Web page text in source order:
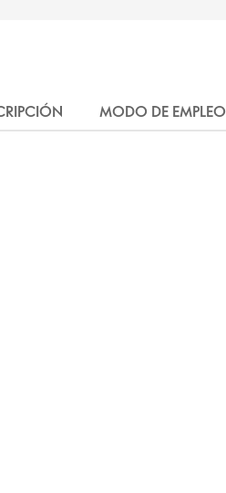
MODO DE EMPLEO